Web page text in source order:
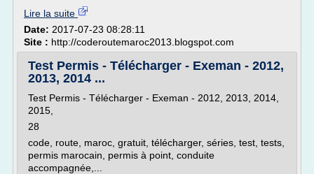
Lire la suite
Date: 2017-07-23 08:28:11
Site : http://coderoutemaroc2013.blogspot.com
Test Permis - Télécharger - Exeman - 2012,
2013, 2014 ...
Test Permis - Télécharger - Exeman - 2012, 2013, 2014,
2015,
28
code, route, maroc, gratuit, télécharger, séries, test, tests,
permis marocain, permis à point, conduite
accompagnée,...